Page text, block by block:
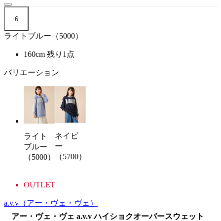
6
ライトブルー（5000）
160cm 残り1点
バリエーション
ライト
ブルー
（5000）
ネイビ
ー
（5700）
OUTLET
a.v.v （アー・ヴェ・ヴェ）
アー・ヴェ・ヴェ a.v.v ハイショクオーバースウェット